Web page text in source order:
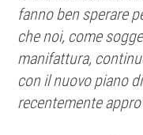
fanno ben sperare
che noi, come
manifattura,
con il nuovo piano
recentemente